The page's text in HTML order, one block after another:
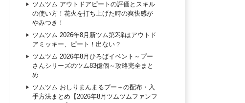
ツムツム アウトドアピートの評価とスキル
の使い方！花火を打ち上げた時の爽快感が
やみつき！
ツムツム 2026年8月新ツム第2弾はアウトド
アミッキー、ピート！出ない？
ツムツム 2026年8月ひろばイベント～プー
さんシリーズのツム83億個～攻略完全まと
め
ツムツム おしりまんまるプー＋の配布・入
手方法まとめ【2026年8月ツムツムファンフ